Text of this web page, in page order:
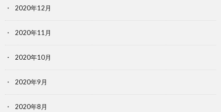
2020年12月
2020年11月
2020年10月
2020年9月
2020年8月